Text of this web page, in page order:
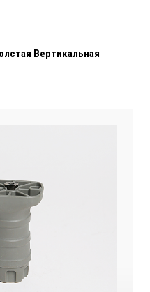
Вертикальная